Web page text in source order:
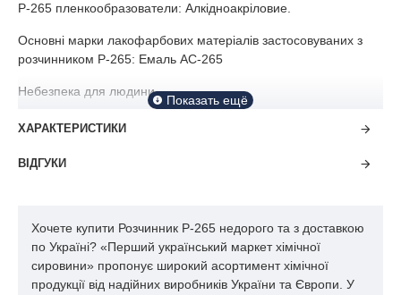
Р-265 пленкообразователи: Алкідноакріловие.
Основні марки лакофарбових матеріалів застосовуваних з
розчинником Р-265: Емаль АС-265
Небезпека для людини.
При Користування розчинником, завжди пам'ятайте просту
безпеки при роботі з розчинником не будуть зайвими !!!
центральну нервову систему, печінку, нирки шлунково-
кишковий тракт. Речовина може всмоктуватися в організм при
вдиханні і через шкіру. Небезпека при долгловремменом
контакті: Довгий контакт зі шкірою може викликати дерматит.
ХАРАКТЕРИСТИКИ
ВІДГУКИ
Хочете купити Розчинник Р-265 недорого та з доставкою
по Україні? «Перший український маркет хімічної
сировини» пропонує широкий асортимент хімічної
продукції від надійних виробників України та Європи. У